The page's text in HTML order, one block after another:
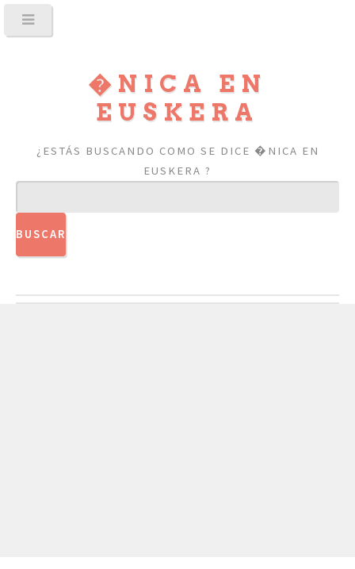
�NICA EN
EUSKERA
¿ESTÁS BUSCANDO COMO SE DICE �NICA EN
EUSKERA ?